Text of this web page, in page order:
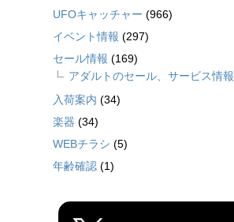
UFOキャッチャー (966)
イベント情報 (297)
セール情報 (169)
アダルトのセール、サービス情報
入荷案内 (34)
楽器 (34)
WEBチラシ (5)
年齢確認 (1)